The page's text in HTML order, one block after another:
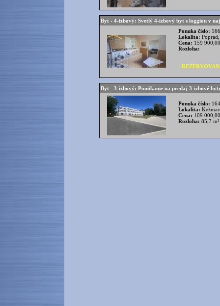
Byt - 4-izbový: Svetlý 4-izbový byt s loggiou v
Ponuka číslo:
Lokalita:
Cena: 159
Rozloha:
-
Byt - 3-izbový: Ponúkame na predaj 3-izbové
Ponuka číslo:
Lokalita:
Cena: 109
Rozloha: 85,7 m²